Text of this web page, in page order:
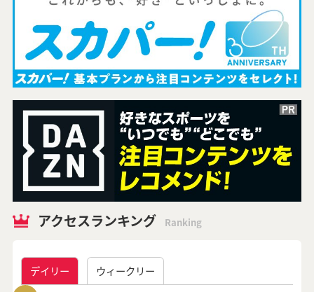
アクセスランキング Ranking
デイリー ウィークリー